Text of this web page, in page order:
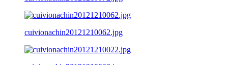
cuivionachin20121210062.jpg